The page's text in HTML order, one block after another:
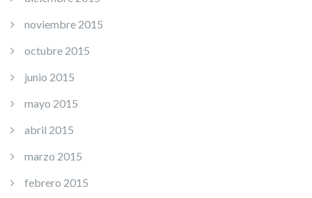
noviembre 2015
octubre 2015
junio 2015
mayo 2015
abril 2015
marzo 2015
febrero 2015